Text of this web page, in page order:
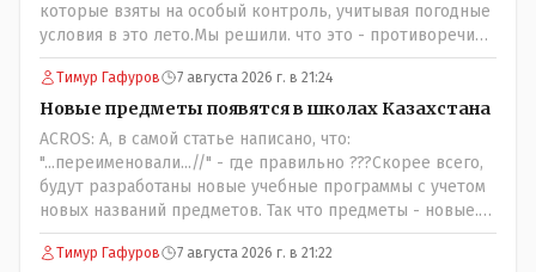
которые взяты на особый контроль, учитывая погодные
условия в это лето.Мы решили. что это - противоречие.
Вы считаете иначе?Ну тут противоречия нет. Этот
комментарий прозвучал на следующий день после
трагедии, то есть 29 июля, когда спешно установили и
воду, и новые кондиционеры, и впервые поставили
температурный режим на контроль. То есть первая
часть - информация до трагедии, вторая часть -
информация после трагедии, когда все уже было
Тимур Гафуров 7 августа 2026 г. в 21:24
Новые предметы появятся в школах Казахстана
ACROS: А, в самой статье написано, что:
"...переименовали...//" - где правильно ???Скорее всего,
будут разработаны новые учебные программы с учетом
новых названий предметов. Так что предметы - новые.
Хоть и переименованные)
Тимур Гафуров 7 августа 2026 г. в 21:22